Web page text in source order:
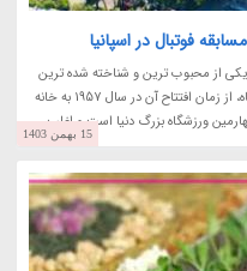
فوتبال در اسپانیا
یکی از محبوب ترین و شناخته شده ترین
مکان ها در دنیای فوتبال به شمار می آید. این باشگاه، از زمان افتتاح آن در سال 1957 به خانه
ورزشگاه بزرگ دنیا است و اغلب...
15 بهمن 1403